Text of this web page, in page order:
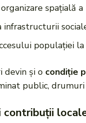
spațială
infrastructurii
populației
devin și o condiție
public,
contribuții